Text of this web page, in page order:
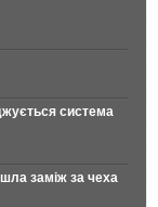
система
заміж за чеха